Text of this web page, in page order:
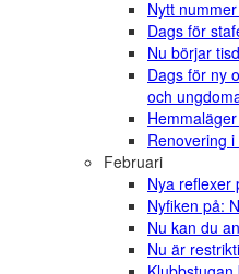
Nytt
Dags för
Nu börjar
Dags för ny
och
Renovering
Februari
Nya reflexer
Nyfiken på:
Nu kan du
Nu är